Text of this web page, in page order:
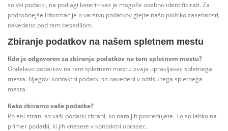
so vsi podatki, na podlagi katerih vas je mogoče osebno identificirati. Za
podrobnejše informacije o varstvu podatkov glejte našo politiko zasebnosti,
navedeno pod tem besedilom.
Zbiranje podatkov na našem spletnem mestu
Kdo je odgovoren za zbiranje podatkov na tem spletnem mestu?
Obdelavo podatkov na tem spletnem mestu izvaja upravljavec spletnega
mesta. Njegovi kontaktni podatki so navedeni v odtisu tega spletnega
mesta.
Kako zbiramo vaše podatke?
Po eni strani so vaši podatki zbrani, ko nam jih posredujete. To so lahko na
primer podatki, ki jih vnesete v kontaktni obrazec.